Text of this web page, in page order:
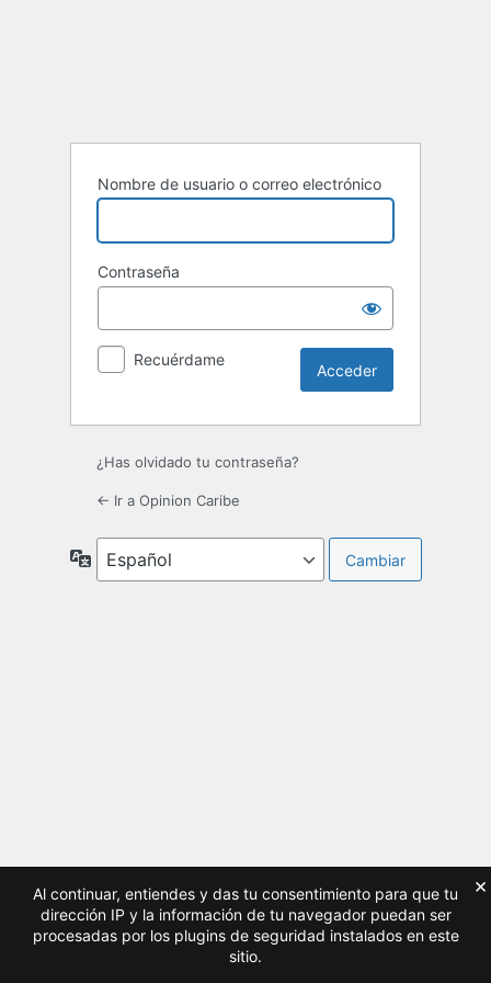
Nombre de usuario o correo electrónico
Contraseña
Recuérdame
¿Has olvidado tu contraseña?
← Ir a Opinion Caribe
Idioma
Al continuar, entiendes y das tu consentimiento para que tu
dirección IP y la información de tu navegador puedan ser
procesadas por los plugins de seguridad instalados en este
sitio.
×